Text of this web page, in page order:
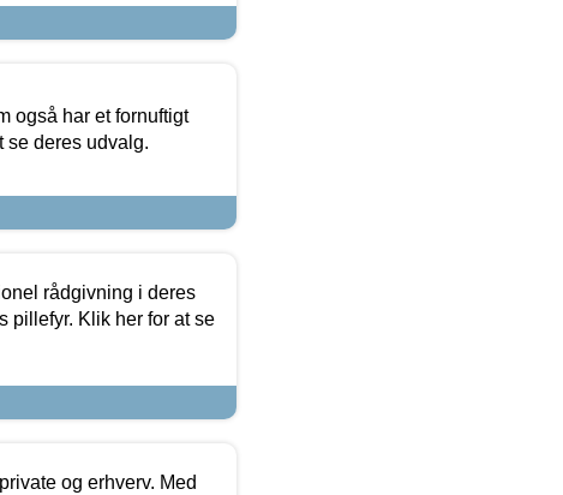
også har et fornuftigt
se deres udvalg.
rådgivning i deres
pillefyr. Klik her for at se
og erhverv. Med